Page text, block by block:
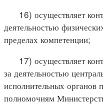
16) осуществляет
деятельностью
пределах компетенции;
17) осуществляет
за деятельностью
исполнительных
полномочиям